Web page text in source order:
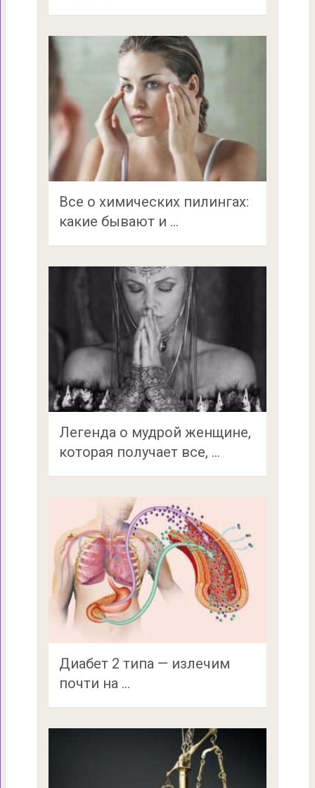
Все о химических пилингах:
какие бывают и …
Легенда о мудрой женщине,
которая получает все, …
Диабет 2 типа — излечим
почти на …